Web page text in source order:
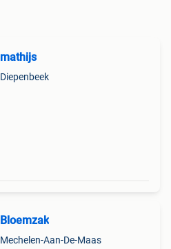
mathijs
Diepenbeek
Bloemzak
Mechelen-Aan-De-Maas